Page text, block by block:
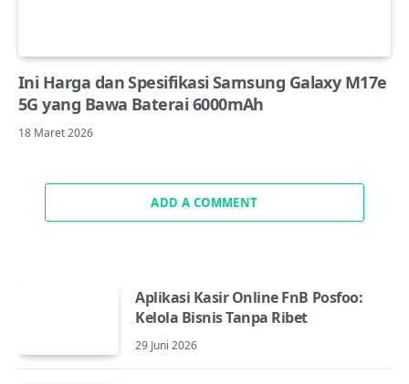
Ini Harga dan Spesifikasi Samsung Galaxy M17e
5G yang Bawa Baterai 6000mAh
18 Maret 2026
ADD A COMMENT
Aplikasi Kasir Online FnB Posfoo:
Kelola Bisnis Tanpa Ribet
29 Juni 2026